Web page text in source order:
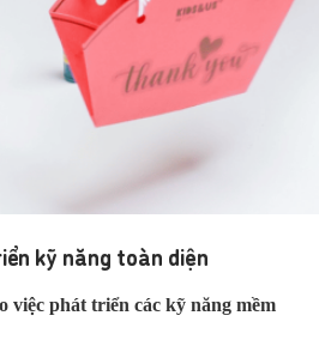
kỹ năng toàn diện
phát triển các kỹ năng mềm